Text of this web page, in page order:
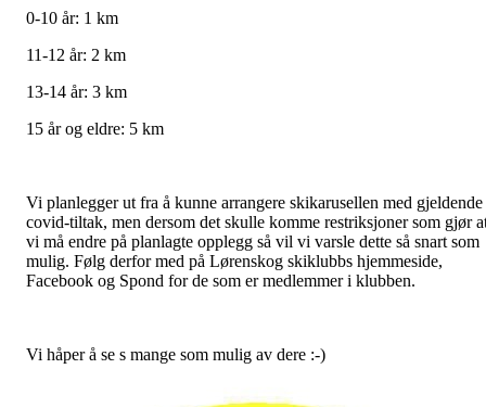
0-10 år: 1 km
11-12 år: 2 km
13-14 år: 3 km
15 år og eldre: 5 km
Vi planlegger ut fra å kunne arrangere skikarusellen med gjeldende
covid-tiltak, men dersom det skulle komme restriksjoner som gjør
vi må endre på planlagte opplegg så vil vi varsle dette så snart som
mulig. Følg derfor med på Lørenskog skiklubbs hjemmeside,
Facebook og Spond for de som er medlemmer i klubben.
Vi håper å se s mange som mulig av dere :-)